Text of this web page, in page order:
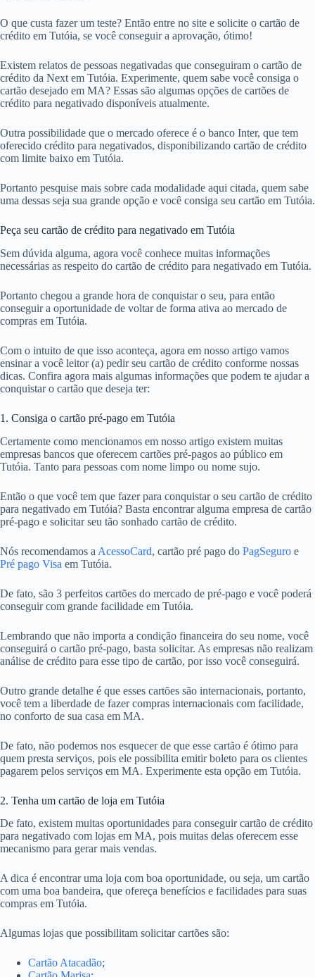
O que custa fazer um teste? Então entre no site e solicite o cartão de
crédito em Tutóia, se você conseguir a aprovação, ótimo!
Existem relatos de pessoas negativadas que conseguiram o cartão de
crédito da Next em Tutóia. Experimente, quem sabe você consiga o
cartão desejado em MA? Essas são algumas opções de cartões de
crédito para negativado disponíveis atualmente.
Outra possibilidade que o mercado oferece é o banco Inter, que tem
oferecido crédito para negativados, disponibilizando cartão de crédito
com limite baixo em Tutóia.
Portanto pesquise mais sobre cada modalidade aqui citada, quem sabe
uma dessas seja sua grande opção e você consiga seu cartão em Tutóia.
Peça seu cartão de crédito para negativado em Tutóia
Sem dúvida alguma, agora você conhece muitas informações
necessárias as respeito do cartão de crédito para negativado em Tutóia.
Portanto chegou a grande hora de conquistar o seu, para então
conseguir a oportunidade de voltar de forma ativa ao mercado de
compras em Tutóia.
Com o intuito de que isso aconteça, agora em nosso artigo vamos
ensinar a você leitor (a) pedir seu cartão de crédito conforme nossas
dicas. Confira agora mais algumas informações que podem te ajudar a
conquistar o cartão que deseja ter:
1. Consiga o cartão pré-pago em Tutóia
Certamente como mencionamos em nosso artigo existem muitas
empresas bancos que oferecem cartões pré-pagos ao público em
Tutóia. Tanto para pessoas com nome limpo ou nome sujo.
Então o que você tem que fazer para conquistar o seu cartão de crédito
para negativado em Tutóia? Basta encontrar alguma empresa de cartão
pré-pago e solicitar seu tão sonhado cartão de crédito.
Nós recomendamos a AcessoCard, cartão pré pago do PagSeguro e
Pré pago Visa em Tutóia.
De fato, são 3 perfeitos cartões do mercado de pré-pago e você poderá
conseguir com grande facilidade em Tutóia.
Lembrando que não importa a condição financeira do seu nome, você
conseguirá o cartão pré-pago, basta solicitar. As empresas não realizam
análise de crédito para esse tipo de cartão, por isso você conseguirá.
Outro grande detalhe é que esses cartões são internacionais, portanto,
você tem a liberdade de fazer compras internacionais com facilidade,
no conforto de sua casa em MA.
De fato, não podemos nos esquecer de que esse cartão é ótimo para
quem presta serviços, pois ele possibilita emitir boleto para os clientes
pagarem pelos serviços em MA. Experimente esta opção em Tutóia.
2. Tenha um cartão de loja em Tutóia
De fato, existem muitas oportunidades para conseguir cartão de crédito
para negativado com lojas em MA, pois muitas delas oferecem esse
mecanismo para gerar mais vendas.
A dica é encontrar uma loja com boa oportunidade, ou seja, um cartão
com uma boa bandeira, que ofereça benefícios e facilidades para suas
compras em Tutóia.
Algumas lojas que possibilitam solicitar cartões são:
Cartão Atacadão;